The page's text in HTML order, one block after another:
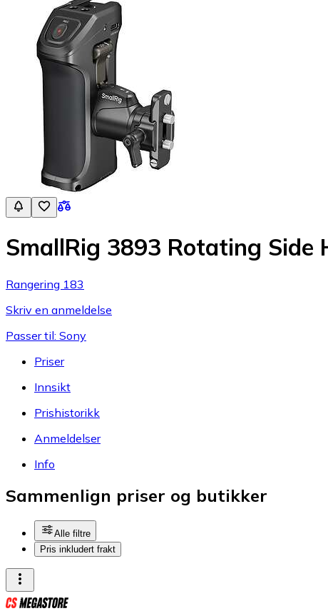
SmallRig 3893 Rotating Side
Rangering 183
Skriv en anmeldelse
Passer til: Sony
Priser
Innsikt
Prishistorikk
Anmeldelser
Info
Sammenlign priser og butikker
Alle filtre
Pris inkludert frakt